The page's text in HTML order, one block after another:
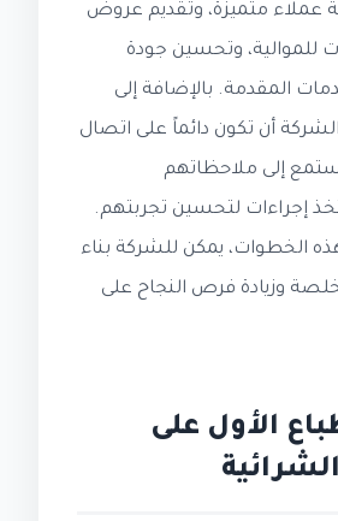
عملاء متميزة، وتقديم عروض
وتحسين جودة
المقدمة. بالإضافة إلى
أن تكون دائماً على اتصال
إلى ملاحظاتهم
إجراءات لتحسين تجربتهم.
الخطوات، يمكن للشركة بناء
وزيادة فرص النجاح على
الأول على